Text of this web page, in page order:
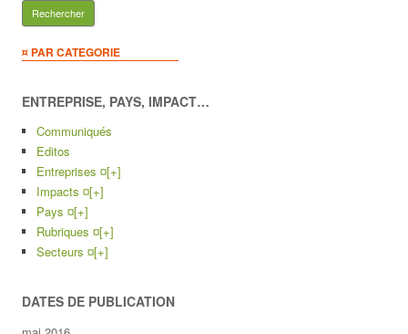
¤ PAR CATEGORIE
ENTREPRISE, PAYS, IMPACT…
Communiqués
Editos
Entreprises ¤[+]
Impacts ¤[+]
Pays ¤[+]
Rubriques ¤[+]
Secteurs ¤[+]
DATES DE PUBLICATION